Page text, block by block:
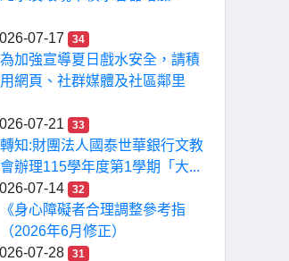
07-17
34
為加強宣導夏日戲水安全，請積
網頁、社群媒體及社區鄰里
07-21
33
轉知:財團法人國泰世華銀行文教
辦理115學年度第1學期「大...
07-14
32
《身心障礙者合理調整參考指
2026年6月修正）
07-28
31